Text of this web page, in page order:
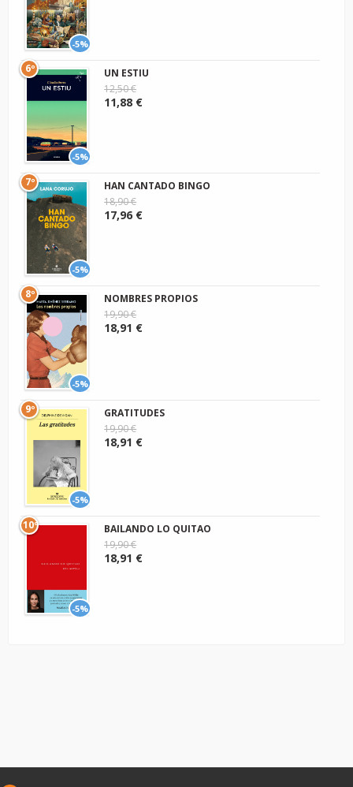
-5%
-5%
6º
UN ESTIU
12,50 €
11,88 €
-5%
7º
HAN CANTADO BINGO
18,90 €
17,96 €
-5%
8º
NOMBRES PROPIOS
19,90 €
18,91 €
-5%
9º
GRATITUDES
19,90 €
18,91 €
-5%
10º
BAILANDO LO QUITAO
19,90 €
18,91 €